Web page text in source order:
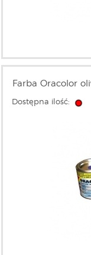
Farba Oracolor
Dostępna ilość: